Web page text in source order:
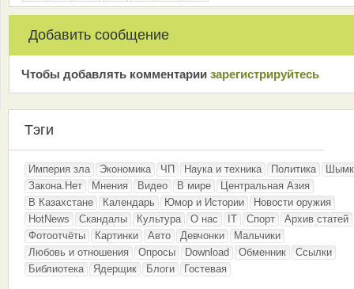
Добавить сообщение
Чтобы добавлять комментарии зарeгиcтрирyйтeсь
Тэги
Империя зла Экономика ЧП Наука и техника Политика
Закона.Нет
Мнения Видео В мире
Центральная Азия
В Казахстане
Календарь Юмор и Истории
Новости оружия
HotNews
Скандалы Культура О нас IT Спорт
Архив статей
Фотоотчёты
Картинки Авто Девчонки
Мальчики
Любовь и отношения
Опросы Download Обменник
Ссылки
Библиотека
Ядерщик Блоги Гостевая